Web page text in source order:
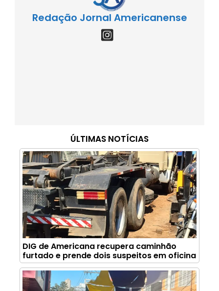
Redação Jornal Americanense
ÚLTIMAS NOTÍCIAS
DIG de Americana recupera caminhão
furtado e prende dois suspeitos em oficina